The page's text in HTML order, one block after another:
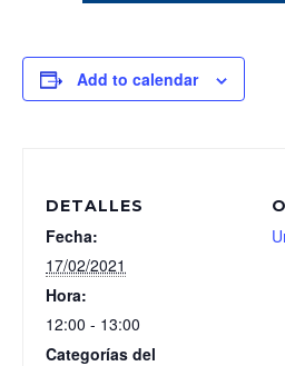
Add to calendar
DETALLES
Fecha:
17/02/2021
Hora:
12:00 - 13:00
Categorías del